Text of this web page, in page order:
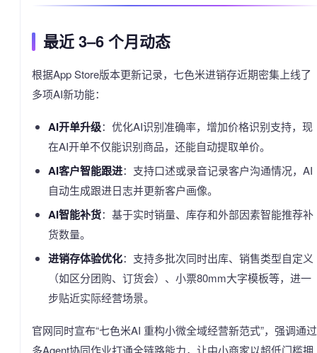
最近 3–6 个月动态
根据App Store版本更新记录，七色米进销存近期密集上线了
多项AI新功能：
AI开单升级：优化AI识别准确率，增加价格识别支持，现
在AI开单不仅能识别商品，还能自动提取单价。
AI客户智能跟进：支持口述或录音记录客户沟通情况，AI
自动生成跟进日志并更新客户画像。
AI智能补货：基于实时销量、库存和外部因素智能推荐补
货数量。
进销存体验优化：支持多批次同时出库、销售类型自定义
（如区分团购、订货会）、小票80mm大字模板等，进一
步贴近实际经营场景。
官网同时宣布“七色米AI 重构小微全域经营新范式”，强调通过
多Agent协同作业打通全链路能力，让中小商家以超低门槛拥